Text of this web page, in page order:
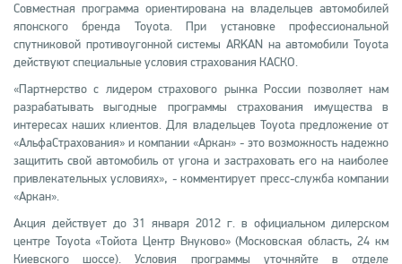
Совместная программа ориентирована на владельцев автомобилей
японского бренда Toyota. При установке профессиональной
спутниковой противоугонной системы ARKAN на автомобили Toyota
действуют специальные условия страхования КАСКО.
«Партнерство с лидером страхового рынка России позволяет нам
разрабатывать выгодные программы страхования имущества в
интересах наших клиентов. Для владельцев Toyota предложение от
«АльфаСтрахования» и компании «Аркан» - это возможность надежно
защитить свой автомобиль от угона и застраховать его на наиболее
привлекательных условиях», - комментирует пресс-служба компании
«Аркан».
Акция действует до 31 января 2012 г. в официальном дилерском
центре Toyota «Тойота Центр Внуково» (Московская область, 24 км
Киевского шоссе). Условия программы уточняйте в отделе